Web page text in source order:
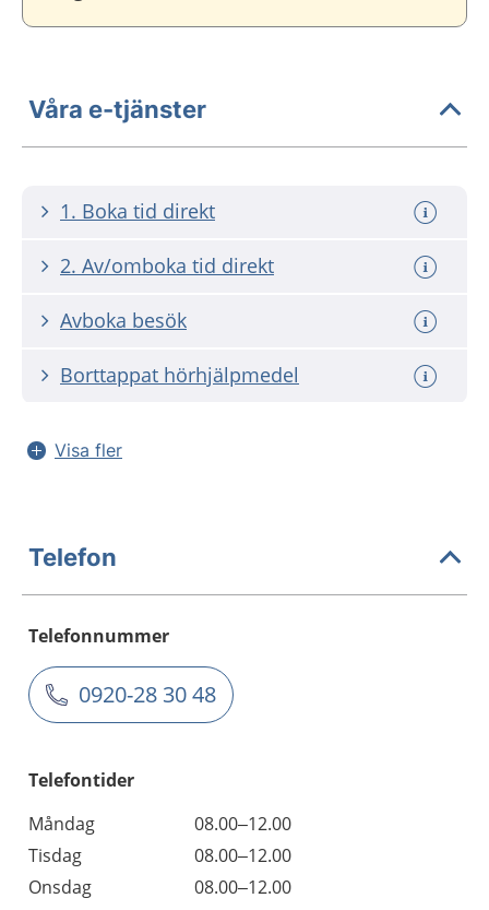
Våra e-tjänster
1. Boka tid direkt
2. Av/omboka tid direkt
Avboka besök
Borttappat hörhjälpmedel
Visa fler
Telefon
Telefonnummer
0920-28 30 48
Telefontider
Måndag
08.00–12.00
Tisdag
08.00–12.00
Onsdag
08.00–12.00